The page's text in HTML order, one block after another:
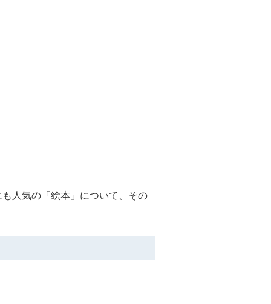
人気の「絵本」について、その